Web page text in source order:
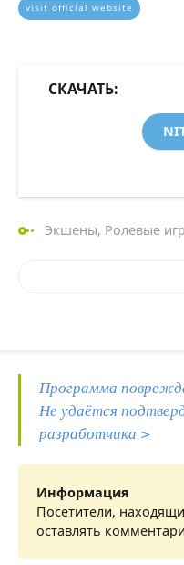
visit official website
СКАЧАТЬ:
Экшены, Ролевые
Программа
Не удаётся
разработчика >
Информация
Посетители,
оставлять